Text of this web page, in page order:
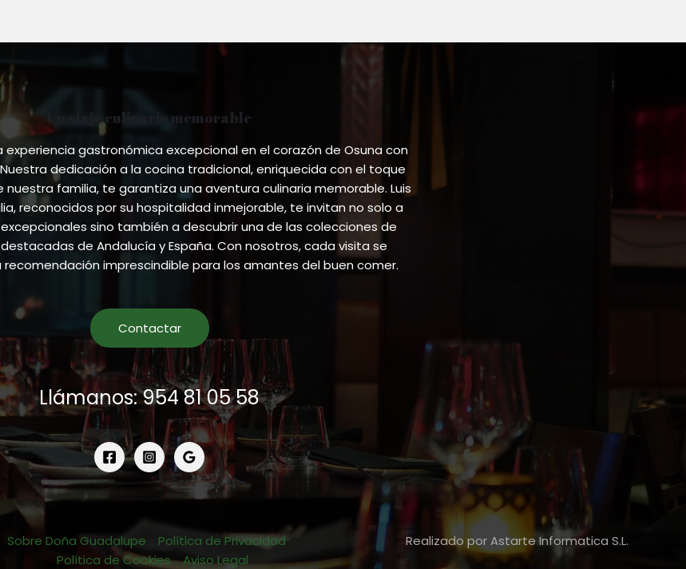
Un viaje culinario memorable
experiencia gastronómica excepcional en el corazón de Osuna con
dedicación a la cocina tradicional, enriquecida con el toque
nuestra familia, te garantiza una aventura culinaria memorable. Luis
reconocidos por su hospitalidad inmejorable, te invitan no solo a
sino también a descubrir una de las colecciones de
de Andalucía y España. Con nosotros, cada visita se
recomendación imprescindible para los amantes del buen comer.
Contactar
Llámanos: 954 81 05 58
Sobre Doña Guadalupe
Política de Privacidad
Política de Cookies
Aviso Legal
Realizado por Astarte Informatica S.L.